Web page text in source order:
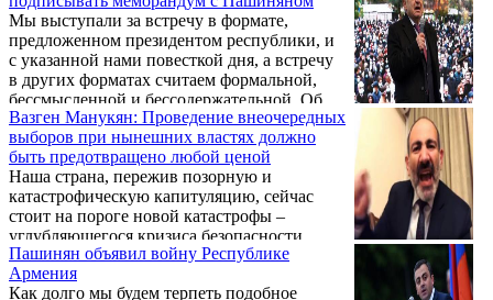
Мы выступали за встречу в формате,
предложенном президентом республики, и
с указанной нами повесткой дня, а встречу
в других форматах считаем формальной,
бессмысленной и бессодержательной. Об
этом в беседе с журналистами 15 марта
заявил представитель верховного органа
АРФД Ишхан Сагателян.
Вазген Манукян: Проведение внеочередных
выборов при нынешних властях должно
быть предотвращено любой ценой
Наша страна, пережив позорную и
катастрофическую капитуляцию, сейчас
стоит на пороге новой катастрофы –
углубляющегося кризиса безопасности,
политического, социально-экономического,
системного кризиса. Об этом говорится в
заявлении кандидата в премьер-министры
Пашинян объявил войну Республике
Армения
Как долго мы будем терпеть подобное